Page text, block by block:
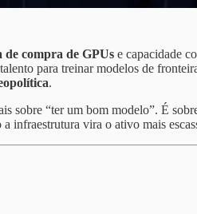
compra de GPUs e capacidade
para treinar modelos de
.
sobre “ter um bom modelo”. É
infraestrutura vira o ativo mais